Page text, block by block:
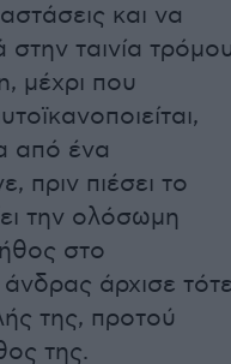
και να
ταινία
μέχρι που
από ένα
πριν πιέσει το
την ολόσωμη
στο
άρχισε
της, προτού
της.